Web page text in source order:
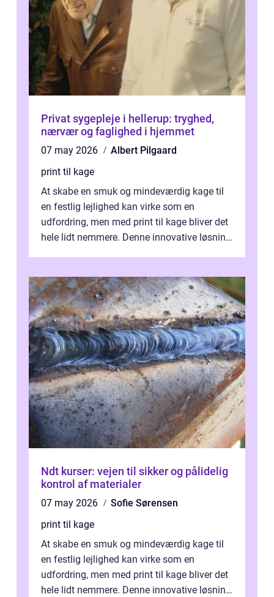
Privat sygepleje i hellerup: tryghed,
nærvær og faglighed i hjemmet
07 may 2026
Albert Pilgaard
print til kage
At skabe en smuk og mindeværdig kage til
en festlig lejlighed kan virke som en
udfordring, men med print til kage bliver det
hele lidt nemmere. Denne innovative løsning
Ndt kurser: vejen til sikker og pålidelig
kontrol af materialer
07 may 2026
Sofie Sørensen
print til kage
At skabe en smuk og mindeværdig kage til
en festlig lejlighed kan virke som en
udfordring, men med print til kage bliver det
hele lidt nemmere. Denne innovative løsning